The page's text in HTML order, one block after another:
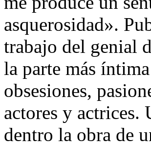
asquerosidad».
trabajo del genial
la parte más
obsesiones,
actores y actrices.
dentro la obra de